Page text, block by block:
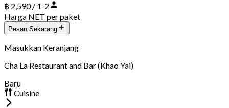
฿ 2,590 / 1-2
Harga NET per paket
Pesan Sekarang
Masukkan Keranjang
Cha La Restaurant and Bar (Khao Yai)
Baru
Cuisine